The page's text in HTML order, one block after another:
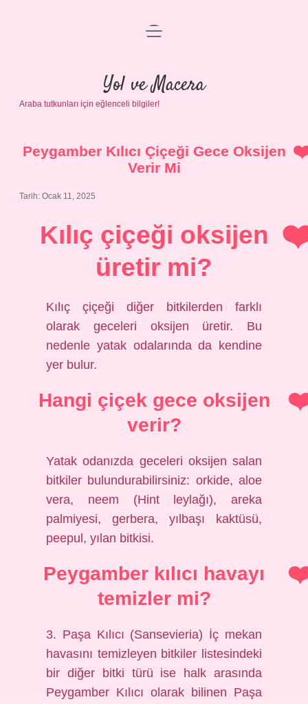
Anasayfa
Gizlilik Politikası
Yasal Uyarı
menüyü
Yol ve Macera
Araba tutkunları için eğlenceli bilgiler!
Peygamber Kılıcı Çiçeği Gece Oksijen
Verir Mi
Tarih: Ocak 11, 2025
Kılıç çiçeği oksijen
üretir mi?
Kılıç çiçeği diğer bitkilerden farklı
olarak geceleri oksijen üretir. Bu
nedenle yatak odalarında da kendine
yer bulur.
Hangi çiçek gece oksijen
verir?
Yatak odanızda geceleri oksijen salan
bitkiler bulundurabilirsiniz: orkide, aloe
vera, neem (Hint leylağı), areka
palmiyesi, gerbera, yılbaşı kaktüsü,
peepul, yılan bitkisi.
Peygamber kılıcı havayı
temizler mi?
3. Paşa Kılıcı (Sansevieria) İç mekan
havasını temizleyen bitkiler listesindeki
bir diğer bitki türü ise halk arasında
Peygamber Kılıcı olarak bilinen Paşa